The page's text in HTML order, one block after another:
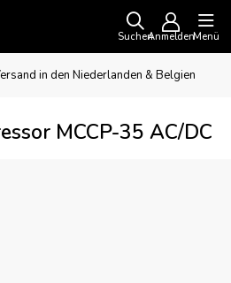
SuchenAnmeldenMenü
in den Niederlanden & Belgien
MCCP-35 AC/DC